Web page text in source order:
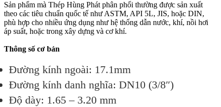
Sản phẩm mà Thép Hùng Phát phân phối thường được sản xuất
theo các tiêu chuẩn quốc tế như ASTM, API 5L, JIS, hoặc DIN,
phù hợp cho nhiều ứng dụng như hệ thống dẫn nước, khí, nồi hơi
áp suất, hoặc trong xây dựng và cơ khí.
Thông số cơ bản
Đường kính ngoài: 17.1mm
Đường kính danh nghĩa: DN10 (3/8″)
Độ dày: 1.65 – 3.20 mm